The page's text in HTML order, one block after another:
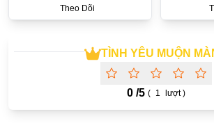
Không CP
Gương Vỡ Lại Lành
Dị Năng
TÌNH YÊU MUỘN
0 /5 ( 1 lượt )
Theo Dõi